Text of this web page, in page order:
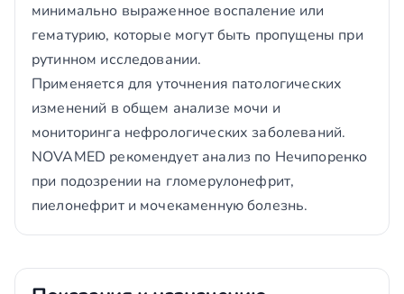
минимально выраженное воспаление или
гематурию, которые могут быть пропущены при
рутинном исследовании.
Применяется для уточнения патологических
изменений в общем анализе мочи и
мониторинга нефрологических заболеваний.
NOVAMED рекомендует анализ по Нечипоренко
при подозрении на гломерулонефрит,
пиелонефрит и мочекаменную болезнь.